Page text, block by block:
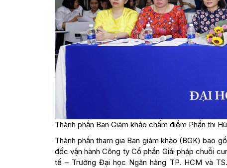
Thành phần Ban Giám khảo chấm điểm Phần thi
Thành phần tham gia Ban giám khảo (BGK) bao
đốc vận hành Công ty Cổ phần Giải pháp chuỗi
tế – Trường Đại học Ngân hàng TP. HCM và